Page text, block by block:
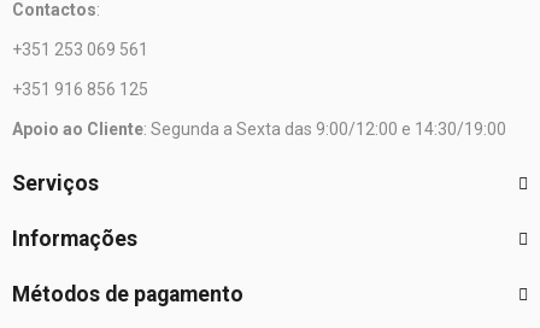
Contactos:
+351 253 069 561
+351 916 856 125
Apoio ao Cliente: Segunda a Sexta das 9:00/12:00 e 14:30/19:00
Serviços
Informações
Métodos de pagamento